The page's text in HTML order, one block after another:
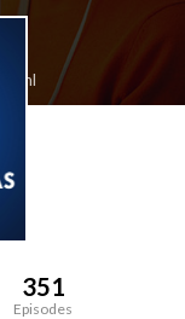
351
Episodes